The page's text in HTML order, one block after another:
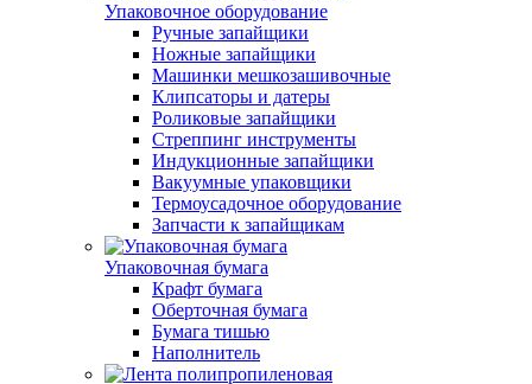
Упаковочное оборудование
Ручные запайщики
Ножные запайщики
Машинки мешкозашивочные
Клипсаторы и датеры
Роликовые запайщики
Стреппинг инструменты
Индукционные запайщики
Вакуумные упаковщики
Термоусадочное оборудование
Запчасти к запайщикам
Упаковочная бумага
Крафт бумага
Оберточная бумага
Бумага тишью
Наполнитель